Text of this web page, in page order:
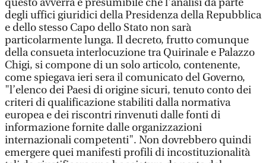
questo avverrà è presumibile che l'analisi da parte
degli uffici giuridici della Presidenza della Repubblica
e dello stesso Capo dello Stato non sarà
particolarmente lunga. Il decreto, frutto comunque
della consueta interlocuzione tra Quirinale e Palazzo
Chigi, si compone di un solo articolo, contenente,
come spiegava ieri sera il comunicato del Governo,
"l’elenco dei Paesi di origine sicuri, tenuto conto dei
criteri di qualificazione stabiliti dalla normativa
europea e dei riscontri rinvenuti dalle fonti di
informazione fornite dalle organizzazioni
internazionali competenti". Non dovrebbero quindi
emergere quei manifesti profili di incostituzionalità